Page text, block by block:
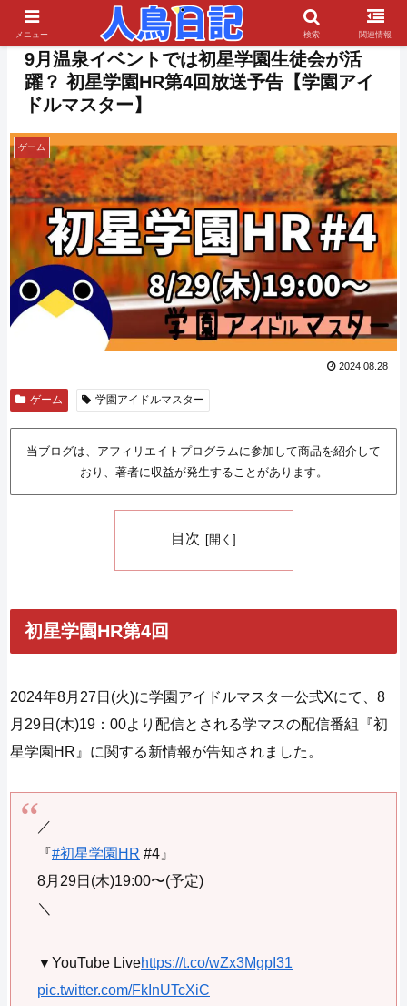
9月温泉イベントでは初星学園生徒会が活
躍？ 初星学園HR第4回放送予告【学園アイ
ドルマスター】
ゲーム
2024.08.28
ゲーム 学園アイドルマスター
当ブログは、アフィリエイトプログラムに参加して商品を紹介して
おり、著者に収益が発生することがあります。
目次
初星学園HR第4回
2024年8月27日(火)に学園アイドルマスター公式Xにて、8
月29日(木)19：00より配信とされる学マスの配信番組『初
星学園HR』に関する新情報が告知されました。
／
『#初星学園HR #4』
8月29日(木)19:00〜(予定)
＼
▼YouTube Livehttps://t.co/wZx3MgpI31
pic.twitter.com/FkInUTcXiC
メニュー 検索 関連情報